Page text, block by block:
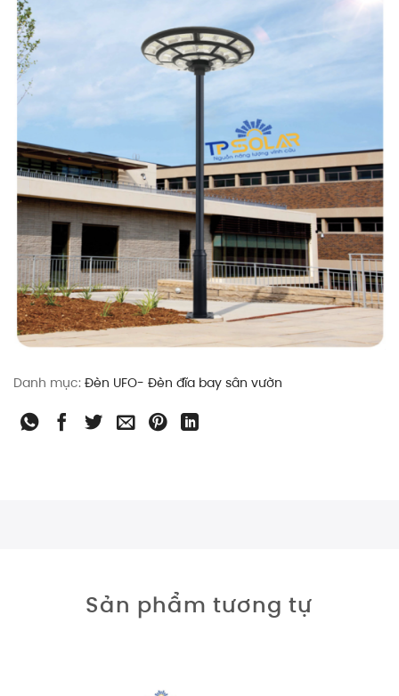
Danh mục: Đèn UFO- Đèn đĩa bay sân vườn
Sản phẩm tương tự